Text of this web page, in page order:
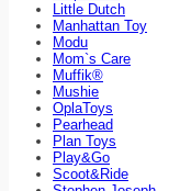
Little Dutch
Manhattan Toy
Modu
Mom`s Care
Muffik®
Mushie
OplaToys
Pearhead
Plan Toys
Play&Go
Scoot&Ride